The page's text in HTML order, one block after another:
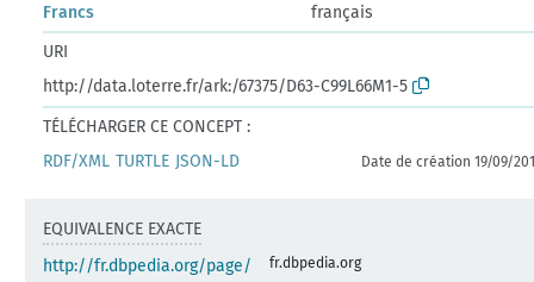
Francs
français
URI
http://data.loterre.fr/ark:/67375/D63-C99L66M1-5
TÉLÉCHARGER CE CONCEPT :
RDF/XML TURTLE JSON-LD Date de création 19/09/
EQUIVALENCE EXACTE
http://fr.dbpedia.org/page/
fr.dbpedia.org